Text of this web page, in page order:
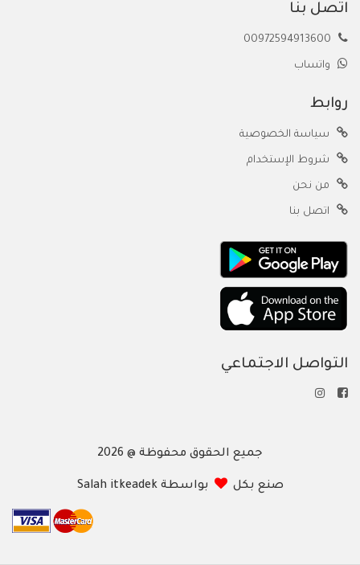
اتصل بنا
واتساب
روابط
سياسة الخصوصية
شروط الإستخدام
من نحن
اتصل بنا
التواصل الاجتماعي
جميع الحقوق محفوظة @ 2026
صنع بكل بواسطة Salah itkeadek